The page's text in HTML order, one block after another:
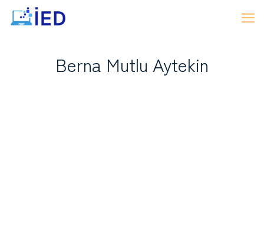
Berna Mutlu Aytekin